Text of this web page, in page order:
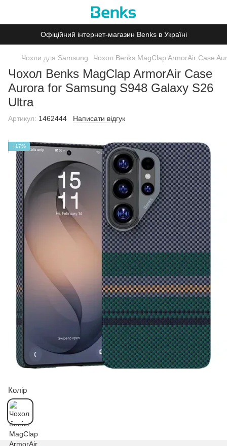
Офіційний інтернет-магазин Benks в Україні
Чохли для Samsung Чохол Benks MagClap ArmorAir Case
Чохол Benks MagClap ArmorAir Case
Aurora for Samsung S948 Galaxy S26
Ultra
Артикул: 1462444 Написати відгук
−17%
Колір